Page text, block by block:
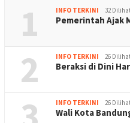
1 INFO TERKINI 32
Pemerintah Ajak
2 INFO TERKINI 26
Beraksi di Dini
INFO TERKINI 26
Wali Kota